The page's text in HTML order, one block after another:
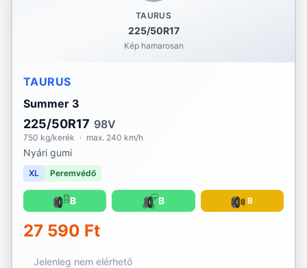
TAURUS
225/50R17
Kép hamarosan
TAURUS
Summer 3
225/50R17 98V
750 kg/kerék · max. 240 km/h
Nyári gumi
XL Peremvédő
B B B
27 590 Ft
Jelenleg nem elérhető